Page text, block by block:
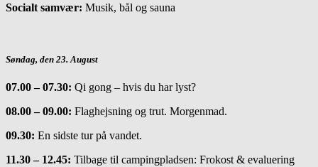
Socialt samvær: Musik, bål og sauna
Søndag, den 23. August
07.00 – 07.30: Qi gong – hvis du har lyst?
08.00 – 09.00: Flaghejsning og trut. Morgenmad.
09.30: En sidste tur på vandet.
11.30 – 12.45: Tilbage til campingpladsen: Frokost & evaluering